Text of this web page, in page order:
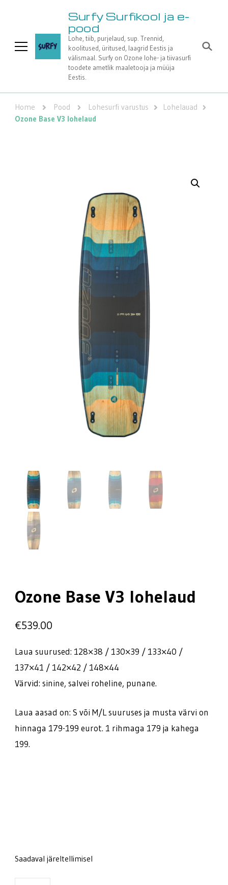
Surfy Surfikool ja e-
pood
Lohe, tiib, purjelaud, sup. Trennid,
koolitused, üritused, laagrid Eestis ja
välismaal. Surfy on Ozone lohe- ja tiivasurfi
toodete ametlik maaletooja ja müüja
Eestis.
Home Pood Lohesurfi varustus
Lohelauad
Ozone Base V3 lohelaud
Ozone Base V3 lohelaud
€539.00
Laua suurused: 128×38 / 130×39 / 133×40 /
137×41 / 142×42 / 148×44
Värvid: sinine, salvei roheline, punane.
Laua aasad on: S või M/L suuruses ja musta värvi on
hinnaga 179-199 eurot. 1 rihmaga 179 ja kahega
199.
Saadaval järeltellimisel